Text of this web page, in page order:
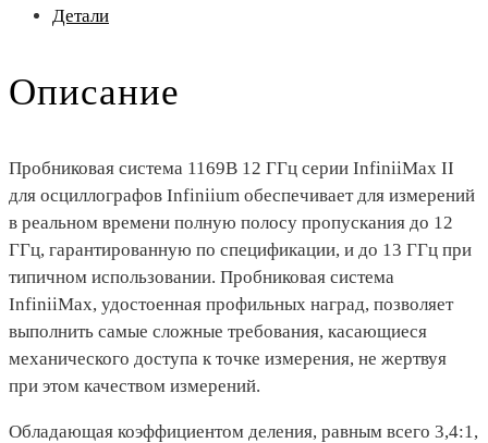
Детали
Описание
Пробниковая система 1169B 12 ГГц серии InfiniiMax II
для осциллографов Infiniium обеспечивает для измерений
в реальном времени полную полосу пропускания до 12
ГГц, гарантированную по спецификации, и до 13 ГГц при
типичном использовании. Пробниковая система
InfiniiMax, удостоенная профильных наград, позволяет
выполнить самые сложные требования, касающиеся
механического доступа к точке измерения, не жертвуя
при этом качеством измерений.
Обладающая коэффициентом деления, равным всего 3,4:1,